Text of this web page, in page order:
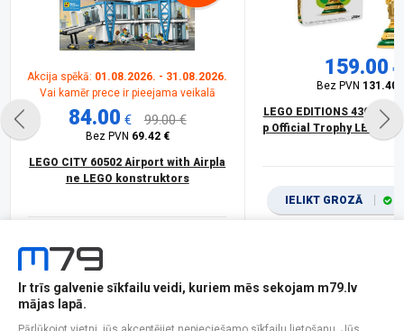
Akcija spēkā: 01.08.2026. - 31.08.2026.
Vai kamēr prece ir pieejama veikalā
84.00 € 99.00 €
Bez PVN 69.42 €
LEGO CITY 60502 Airport with Airpla
ne LEGO konstruktors
IELIKT GROZĀ
LEGO
159.00 €
Bez PVN 131.40
LEGO EDITIONS 43020
p Official Trophy LEGO
IELIKT GROZĀ
Ir trīs galvenie sīkfailu veidi, kuriem mēs sekojam m79.lv
mājas lapā.